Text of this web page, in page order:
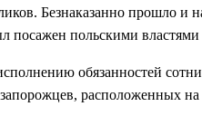
Безнаказанно прошло и
посажен польскими
обязанностей
расположенных на